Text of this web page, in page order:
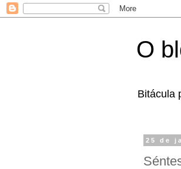
O
Bitácula
25 de